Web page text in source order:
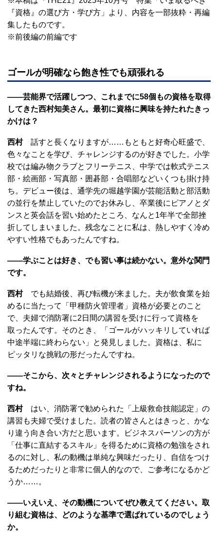
『資格』の選び方・学び方」より、内容を一部抜粋・再編
集したものです。
※前後編の前編です
ゴールが明確なら飽き性でも頑張れる
――芸能界で活躍しつつ、これまでに58個もの資格を取得
してきた西村知美さん。最初に資格に興味を持たれたきっ
かけは？
西村話すと長くなりますが……もともと好奇心旺盛で、
色々なことを学び、チャレンジするのが好きでした。小学
校では編み物クラブとフリーテニス、中学では軟式テニス
部・絵画部・写真部・囲碁部・合唱部などいくつも掛け持
ち。デビュー後は、通学先の堀越学園が芸能活動と部活動
の並行を禁止していたのでお休みし、卒業後にピアノとダ
ンスと英会話を習い始めたところ、なんと1年半で全部挫
折してしまいました。残念なことに私は、熱しやすく冷め
やすい性格でもあったんですね。
――学ぶことは好き、でも習い事は続かない。意外な関門
です。
西村でも結婚後、再び転機が来ました。夫が飲食業を始
めるに当たって「甲種防火管理者」資格が必要とのこと
で、夫婦で消防署に2日間の講習を受けに行って資格を
取ったんです。そのとき、「ゴールがハッキリしていれば
中途半端に終わらない」と発見しました。資格は、私に
ピッタリな挑戦の形だったんですね。
――そこから、次々とチャレンジされるようになったので
すね。
西村はい、消防署で勧められた「上級救命技能認定」の
講習も夫婦で受けました。読者の皆さんとはきっと、かな
り違う向き合い方だと思います。ビジネスパーソンの方が
「仕事に直結するスキル」を得るために資格の勉強をされ
るのに対し、私の動機は単純な興味だったり、自信をつけ
るためだったりと非常に個人的なので、ご参考になるかど
うか……。
――いえいえ、その動機についてぜひ教えてください。取
り組む資格は、どのような基準で選ばれているのでしょう
か。